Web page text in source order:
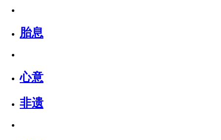
胎息
心意
非遗